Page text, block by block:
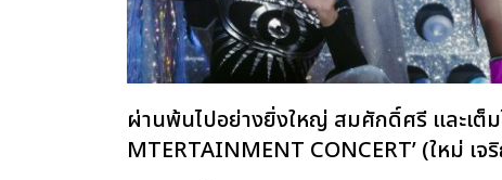
ผ่านพ้นไปอย่างยิ่งใหญ่ สมศักดิ์ศรี และเต็ม
MTERTAINMENT CONCERT’ (ใหม่ เ